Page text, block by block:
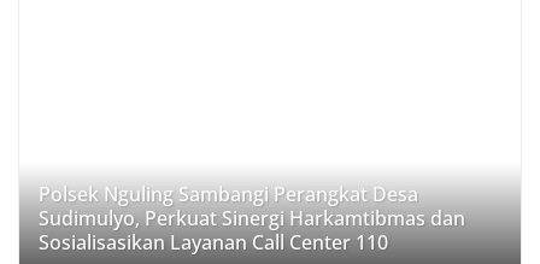
Polsek Nguling Sambangi Perangkat Desa
Sudimulyo, Perkuat Sinergi Harkamtibmas dan
Sosialisasikan Layanan Call Center 110